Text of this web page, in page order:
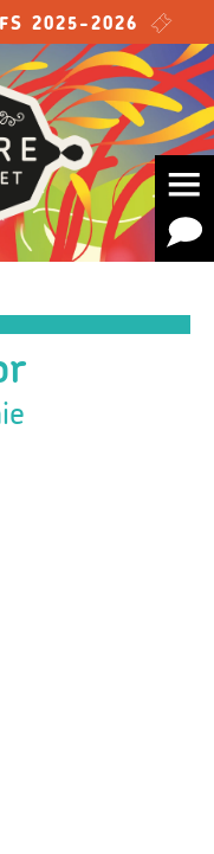
2025-2026